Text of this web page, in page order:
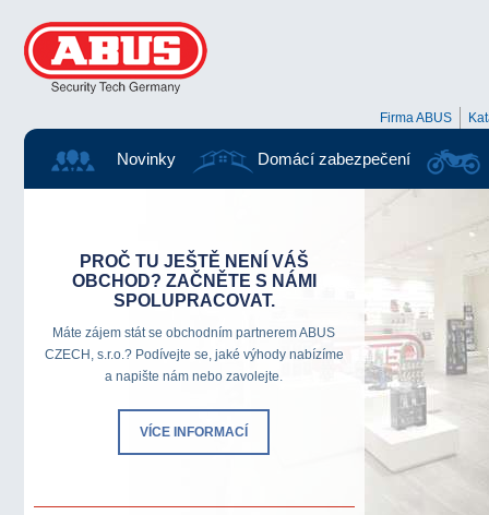
Firma ABUS
Novinky Domácí zabezpečení
BORDO CENTIUM
zkušeností.TOP PRODUKT ABUSz řady zámků
na kola.
VÍCE INFORMACÍ